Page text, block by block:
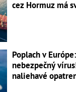
cez Hormuz má
Poplach v
nebezpečný
naliehavé